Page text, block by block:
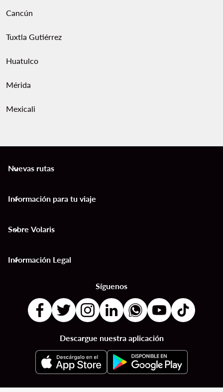
Cancún
Tuxtla Gutiérrez
Huatulco
Mérida
Mexicali
Nuevas rutas
keyboard_arrow_down
Información para tu viaje
keyboard_arrow_down
Sobre Volaris
keyboard_arrow_down
Información Legal
keyboard_arrow_down
Síguenos
Descargue nuestra aplicación